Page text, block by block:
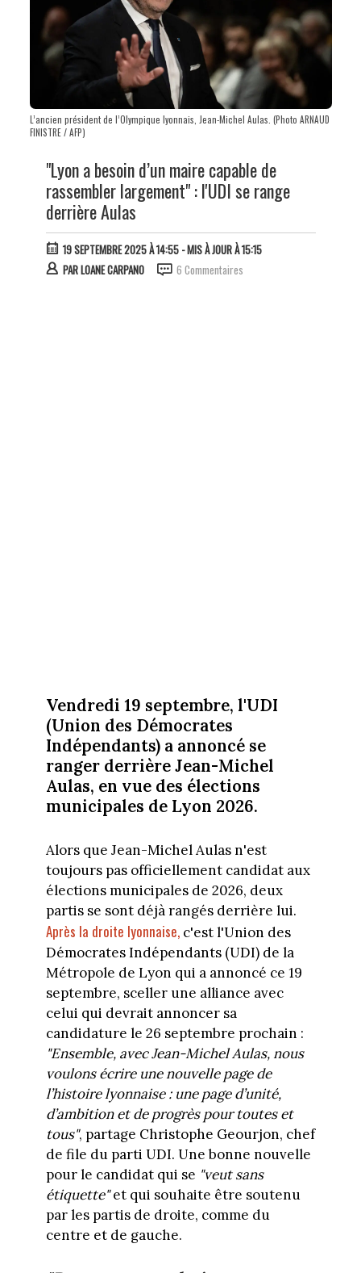
L’ancien président de l’Olympique lyonnais, Jean-Michel Aulas. (Photo ARNAUD
FINISTRE / AFP)
"Lyon a besoin d’un maire capable de
rassembler largement" : l'UDI se range
derrière Aulas
19 SEPTEMBRE 2025 À 14:55- MIS À JOUR À 15:15
PARLOANE CARPANO 6 Commentaires
Vendredi 19 septembre, l'UDI
(Union des Démocrates
Indépendants) a annoncé se
ranger derrière Jean-Michel
Aulas, en vue des élections
municipales de Lyon 2026.
Alors que Jean-Michel Aulas n'est
toujours pas officiellement candidat aux
élections municipales de 2026, deux
partis se sont déjà rangés derrière lui.
Après la droite lyonnaise,c'est l'Union des
Démocrates Indépendants (UDI) de la
Métropole de Lyon qui a annoncé ce 19
septembre, sceller une alliance avec
celui qui devrait annoncer sa
candidature le 26 septembre prochain :
"Ensemble, avec Jean-Michel Aulas, nous
voulons écrire une nouvelle page de
l’histoire lyonnaise : une page d’unité,
d’ambition et de progrès pour toutes et
tous", partage Christophe Geourjon, chef
de file du parti UDI. Une bonne nouvelle
pour le candidat qui se "veut sans
étiquette"et qui souhaite être soutenu
par les partis de droite, comme du
centre et de gauche.